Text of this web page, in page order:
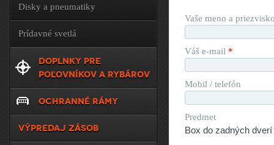
Vaše meno a
Váš e-mail *
Mobil / telefón
Predmet
Disky a pneumatiky
Prídavné svetlá
DOPLNKY PRE
POĽOVNÍKOV A RYBÁROV
OCHRANNÉ RÁMY
VÝPREDAJ ZÁSOB